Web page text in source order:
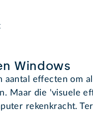
Windows
aantal effecten om
Maar die 'visuele
rekenkracht.